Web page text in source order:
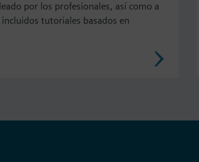
por los profesionales, así como a
tutoriales basados en